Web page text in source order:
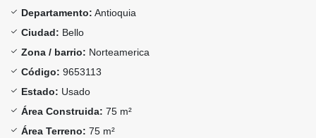
Departamento: Antioquia
Ciudad: Bello
Zona / barrio: Norteamerica
Código: 9653113
Estado: Usado
Área Construida: 75 m²
Área Terreno: 75 m²